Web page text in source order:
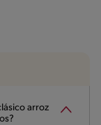
arroz